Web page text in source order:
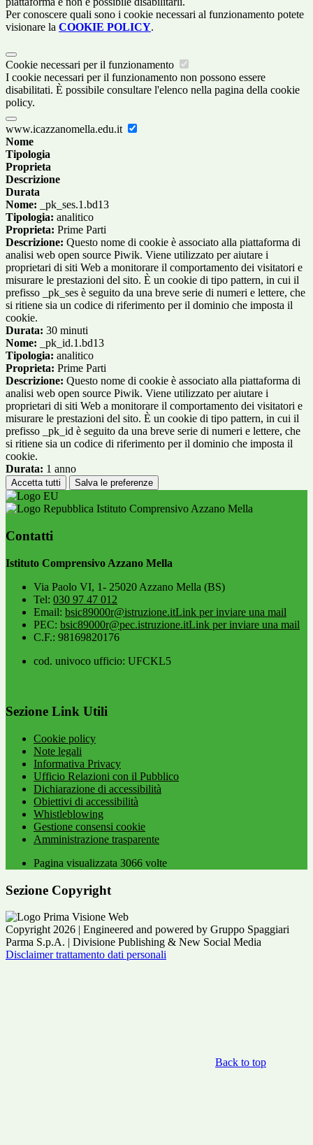
Per conoscere quali sono i cookie necessari al funzionamento potete
visionare la COOKIE POLICY.
Cookie necessari per il funzionamento
I cookie necessari per il funzionamento non possono essere
disabilitati. È possibile consultare l'elenco nella pagina della cookie
policy.
www.icazzanomella.edu.it
Nome
Tipologia
Proprieta
Descrizione
Durata
Nome: _pk_ses.1.bd13
Tipologia: analitico
Proprieta: Prime Parti
Descrizione: Questo nome di cookie è associato alla piattaforma di
analisi web open source Piwik. Viene utilizzato per aiutare i
proprietari di siti Web a monitorare il comportamento dei visitatori e
misurare le prestazioni del sito. È un cookie di tipo pattern, in cui il
prefisso _pk_ses è seguito da una breve serie di numeri e lettere, che
si ritiene sia un codice di riferimento per il dominio che imposta il
cookie.
Durata: 30 minuti
Nome: _pk_id.1.bd13
Tipologia: analitico
Proprieta: Prime Parti
Descrizione: Questo nome di cookie è associato alla piattaforma di
analisi web open source Piwik. Viene utilizzato per aiutare i
proprietari di siti Web a monitorare il comportamento dei visitatori e
misurare le prestazioni del sito. È un cookie di tipo pattern, in cui il
prefisso _pk_id è seguito da una breve serie di numeri e lettere, che
si ritiene sia un codice di riferimento per il dominio che imposta il
cookie.
Durata: 1 anno
Accetta tutti Salva le preferenze
Istituto Comprensivo Azzano Mella
Contatti
Istituto Comprensivo Azzano Mella
Via Paolo VI, 1- 25020 Azzano Mella (BS)
Tel: 030 97 47 012
Email: bsic89000r@istruzione.itLink per inviare una mail
PEC: bsic89000r@pec.istruzione.itLink per inviare una mail
C.F.: 98169820176
cod. univoco ufficio: UFCKL5
Sezione Link Utili
Cookie policy
Note legali
Informativa Privacy
Ufficio Relazioni con il Pubblico
Dichiarazione di accessibilità
Obiettivi di accessibilità
Whistleblowing
Gestione consensi cookie
Amministrazione trasparente
Pagina visualizzata 3066 volte
Sezione Copyright
Copyright 2026 | Engineered and powered by Gruppo Spaggiari
Parma S.p.A. | Divisione Publishing & New Social Media
Disclaimer trattamento dati personali
Back to top